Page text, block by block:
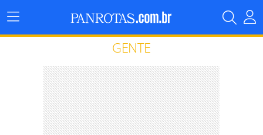
Menu
Principal
GENTE